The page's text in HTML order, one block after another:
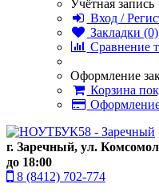
Учётная запись
Вход /
Закладки (0)
Сравнение
Оформление
Корзина
Оформление
г. Заречный, ул.
до 18:00
8 (8412) 702-774